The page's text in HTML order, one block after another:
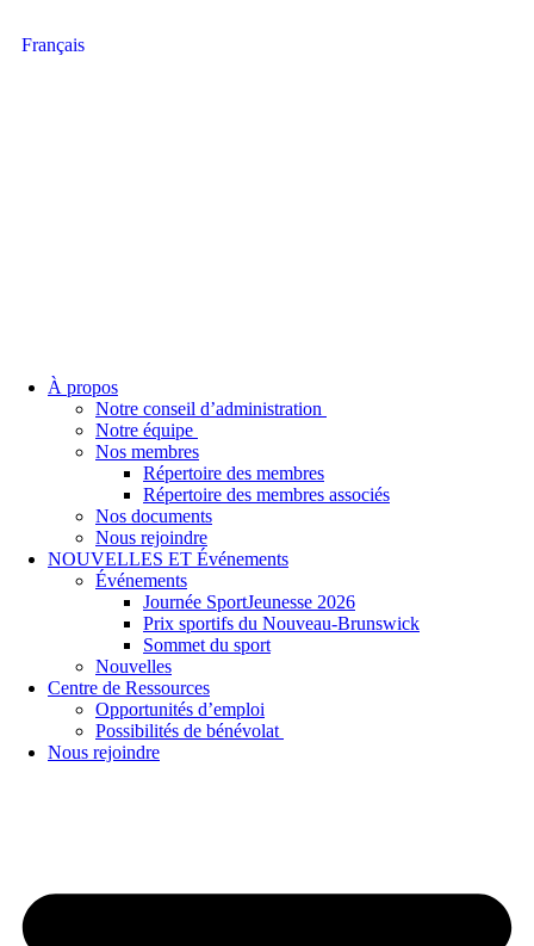
Français
À propos
Notre conseil d’administration
Notre équipe
Nos membres
Répertoire des membres
Répertoire des membres associés
Nos documents
Nous rejoindre
NOUVELLES ET Événements
Événements
Journée SportJeunesse 2026
Prix sportifs du Nouveau-Brunswick
Sommet du sport
Nouvelles
Centre de Ressources
Opportunités d’emploi
Possibilités de bénévolat
Nous rejoindre